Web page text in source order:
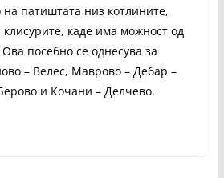
на патиштата низ котлините,
каде има можност од
посебно се однесува за
– Велес, Маврово – Дебар –
и Кочани – Делчево.